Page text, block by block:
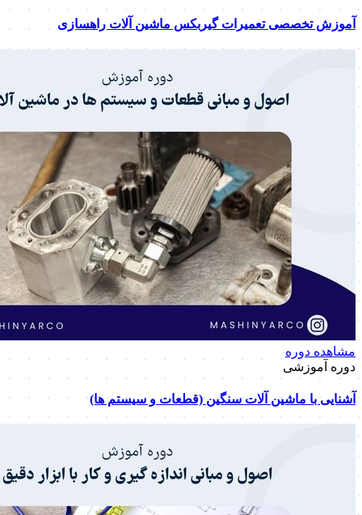
آموزش تخصصی تعمیرات گیربکس ماشین آلات راهسازی
مشاهده دوره
دوره آموزشی
آشنایی با ماشین آلات سنگین (قطعات و سیستم ها)